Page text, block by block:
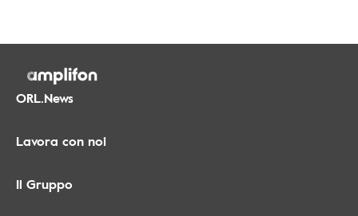
ORL.News
Lavora con noi
Il Gruppo